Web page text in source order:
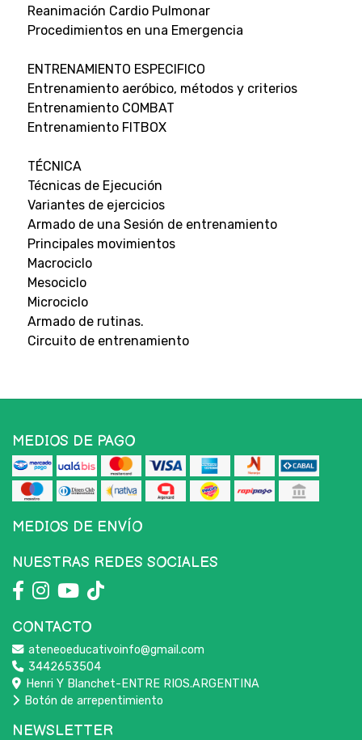
Reanimación Cardio Pulmonar
Procedimientos en una Emergencia
ENTRENAMIENTO ESPECIFICO
Entrenamiento aeróbico, métodos y criterios
Entrenamiento COMBAT
Entrenamiento FITBOX
TÉCNICA
Técnicas de Ejecución
Variantes de ejercicios
Armado de una Sesión de entrenamiento
Principales movimientos
Macrociclo
Mesociclo
Microciclo
Armado de rutinas.
Circuito de entrenamiento
MEDIOS DE PAGO
MEDIOS DE ENVÍO
NUESTRAS REDES SOCIALES
CONTACTO
ateneoeducativoinfo@gmail.com
3442653504
Henri Y Blanchet-ENTRE RIOS.ARGENTINA
Botón de arrepentimiento
NEWSLETTER